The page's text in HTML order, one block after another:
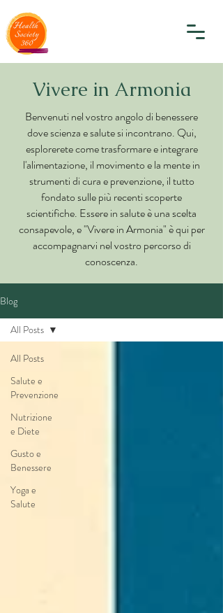
Vivere in Armonia
Benvenuti nel vostro angolo di benessere
dove scienza e salute si incontrano. Qui,
esplorerete come trasformare e integrare
l'alimentazione, il movimento e la mente in
strumenti di cura e prevenzione, il tutto
fondato sulle più recenti scoperte
scientifiche. Essere in salute è una scelta
consapevole, e "Vivere in Armonia" è qui per
accompagnarvi nel vostro percorso di
conoscenza.
Blog
All Posts
Salute e
Prevenzione
Nutrizione
e Diete
Gusto e
Benessere
Yoga e
Salute
All Posts